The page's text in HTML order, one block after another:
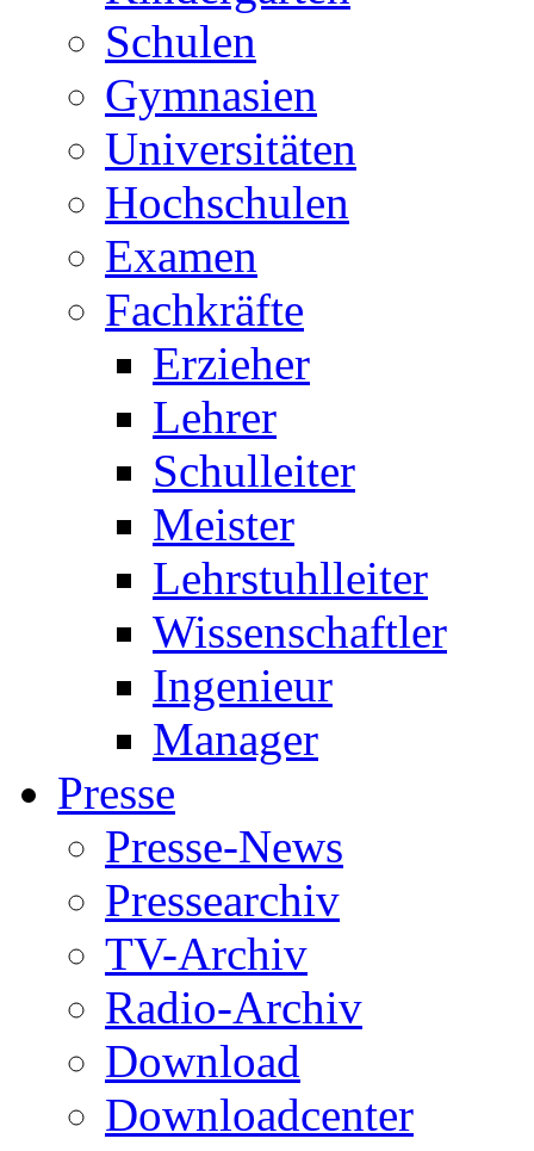
Schulen
Gymnasien
Universitäten
Hochschulen
Examen
Fachkräfte
Erzieher
Lehrer
Schulleiter
Meister
Lehrstuhlleiter
Wissenschaftler
Ingenieur
Manager
Presse
Presse-News
Pressearchiv
TV-Archiv
Radio-Archiv
Download
Downloadcenter